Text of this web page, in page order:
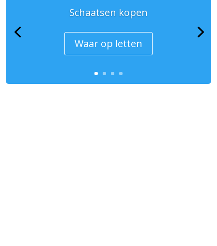
Schaatsen kopen
Waar op letten